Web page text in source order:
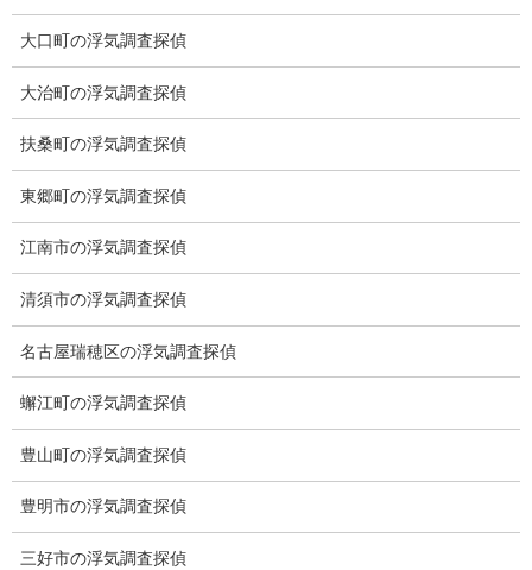
ご挨拶
システム
クーリング・オフ
当社のこだわり
契約後の安心と信頼
顧問弁護士のご案内
委任契約
低料金の理由
大口町の浮気調査探偵
大治町の浮気調査探偵
扶桑町の浮気調査探偵
東郷町の浮気調査探偵
江南市の浮気調査探偵
清須市の浮気調査探偵
名古屋瑞穂区の浮気調査探偵
蠏江町の浮気調査探偵
豊山町の浮気調査探偵
豊明市の浮気調査探偵
三好市の浮気調査探偵